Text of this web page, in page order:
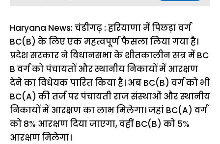
Haryana News: चंडीगढ़ : हरियाणा में पिछड़ा वर्ग
BC(B) के लिए एक महत्वपूर्ण फैसला लिया गया है।
प्रदेश सरकार ने विधानसभा के शीतकालीन सत्र में BC
B वर्ग को पंचायतों और स्थानीय निकायों में आरक्षण
देने का विधेयक पारित किया है। अब BC(B) वर्ग को भी
BC(A) की तर्ज पर पंचायती राज संस्थाओं और स्थानीय
निकायों में आरक्षण का लाभ मिलेगा। जहां BC(A) वर्ग
को 8% आरक्षण दिया जाएगा, वहीं BC(B) को 5%
आरक्षण मिलेगा।